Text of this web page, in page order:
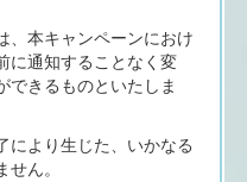
、本キャンペーンにおけ
に通知することなく変
できるものといたしま
により生じた、いかなる
ん。